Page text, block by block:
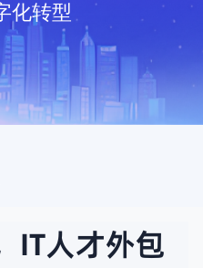
化转型
IT人才外包